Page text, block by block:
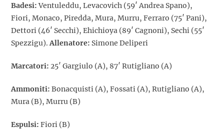
Badesi:Ventuleddu, Levacovich (59′ Andrea Spano),
Fiori, Monaco, Piredda, Mura, Murru, Ferraro (75′ Pani),
Dettori (46′ Secchi), Ehichioya (89′ Cagnoni), Sechi (55′
Spezzigu).Allenatore: Simone Deliperi
Marcatori: 25′ Gargiulo (A), 87′ Rutigliano (A)
Ammoniti: Bonacquisti (A), Fossati (A), Rutigliano (A),
Mura (B), Murru (B)
Espulsi: Fiori (B)